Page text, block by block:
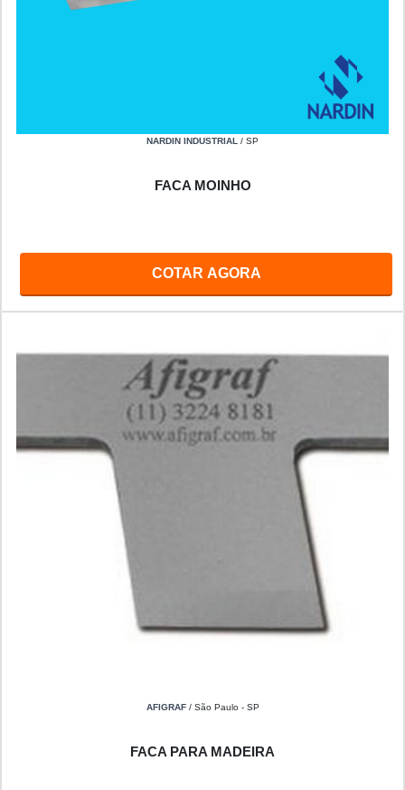
NARDIN INDUSTRIAL / SP
FACA MOINHO
COTAR AGORA
AFIGRAF/ São Paulo - SP
FACA PARA MADEIRA